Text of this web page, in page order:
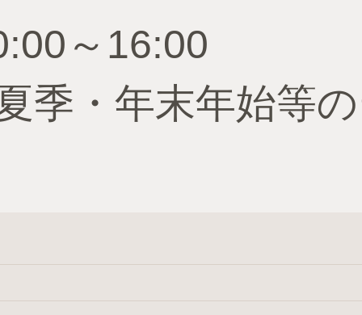
～16:00
季・年末年始等